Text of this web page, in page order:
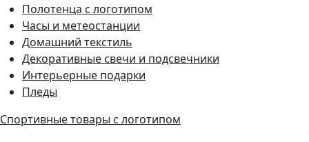
Полотенца с логотипом
Часы и метеостанции
Домашний текстиль
Декоративные свечи и подсвечники
Интерьерные подарки
Пледы
Спортивные товары с логотипом